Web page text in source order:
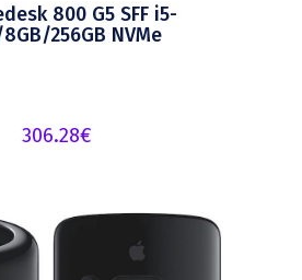
800 G5 SFF i5-
256GB NVMe
306.28€